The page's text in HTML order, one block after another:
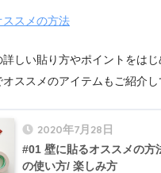
スメの方法
しい貼り方やポイントをは
ススメのアイテムもご紹介し
2020年7月28日
#01 壁に貼るオススメの方
の使い方/ 楽しみ方